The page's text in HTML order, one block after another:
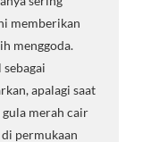
memberikan
menggoda.
apalagi saat
merah cair
permukaan